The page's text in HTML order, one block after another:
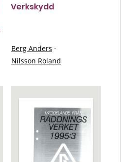
Verkskydd
Berg Anders ·
Nilsson Roland